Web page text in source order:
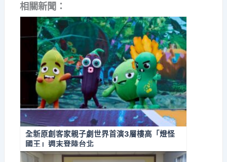
相關新聞：
全新原創客家親子劇世界首演3層樓高「燈怪
國王」週末登陸台北